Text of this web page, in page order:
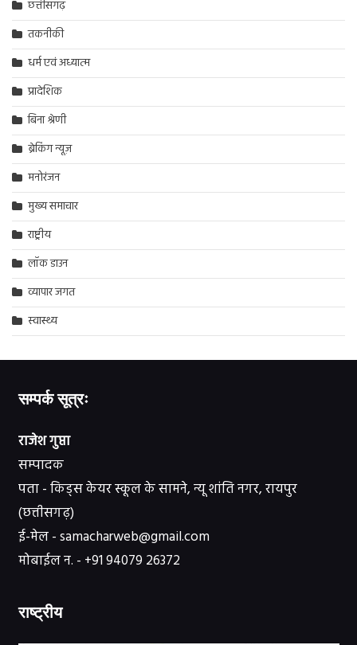
छत्तीसगढ़
तकनीकी
धर्म एवं अध्यात्म
प्रादेशिक
बिना श्रेणी
ब्रेकिंग न्यूज़
मनोरंजन
मुख्य समाचार
राष्ट्रीय
लॉक डाउन
व्यापार जगत
स्वास्थ्य
सम्पर्क सूत्रः
राजेश गुप्ता
सम्पादक
पता - किड्स केयर स्कूल के सामने, न्यू शांति नगर, रायपुर
(छत्तीसगढ़)
ई-मेल - samacharweb@gmail.com
मोबाईल न. - +91 94079 26372
राष्ट्रीय